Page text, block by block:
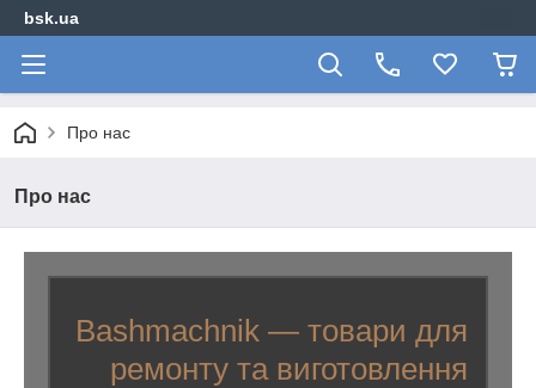
bsk.ua
Про нас
Про нас
Bashmachnik — товари для
ремонту та виготовлення